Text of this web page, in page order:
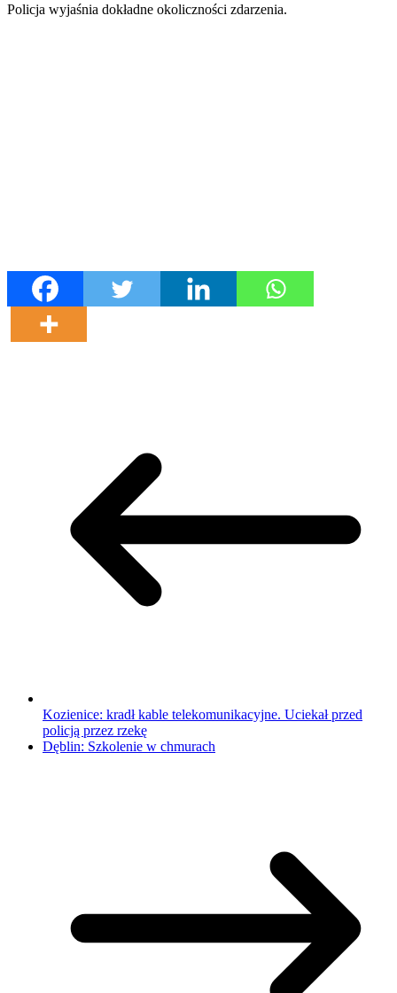
Policja wyjaśnia dokładne okoliczności zdarzenia.
Kozienice: kradł kable telekomunikacyjne. Uciekał przed
policją przez rzekę
Dęblin: Szkolenie w chmurach